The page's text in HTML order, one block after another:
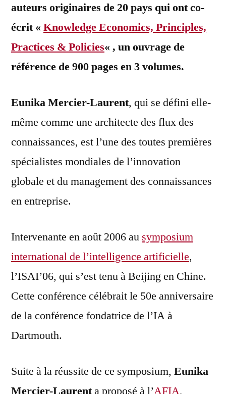
auteurs originaires de 20 pays qui ont co-
écrit « Knowledge Economics, Principles,
Practices & Policies« , un ouvrage de
référence de 900 pages en 3 volumes.
Eunika Mercier-Laurent, qui se défini elle-
même comme une architecte des flux des
connaissances, est l’une des toutes premières
spécialistes mondiales de l’innovation
globale et du management des connaissances
en entreprise.
Intervenante en août 2006 au symposium
international de l’intelligence artificielle,
l’ISAI’06, qui s’est tenu à Beijing en Chine.
Cette conférence célébrait le 50e anniversaire
de la conférence fondatrice de l’IA à
Dartmouth.
Suite à la réussite de ce symposium, Eunika
Mercier-Laurenta proposé à l’AFIA,